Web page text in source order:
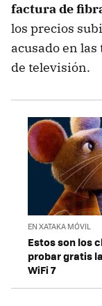
factura de
los precios
acusado en
de televisión.
EN XATAKA MÓVIL
Estos son los
probar gratis
WiFi 7